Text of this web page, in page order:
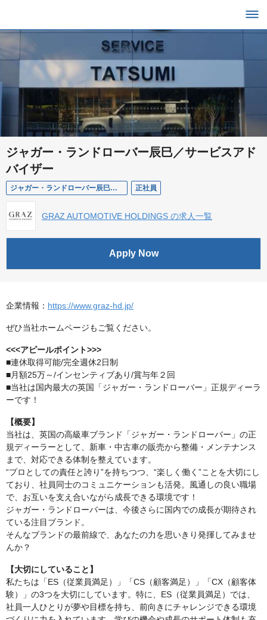
ジャガー・ランドローバー辰巳／サービスアド
バイザー
ジャガー・ランドローバー辰巳／サービスアドバイザー 正社員
GRAZ AUTOMOTIVE HOLDINGS の求人一覧
Apply Now
企業情報： https://www.graz-hd.jp/
ぜひ当社ホームページもご覧ください。
<<<アピールポイント>>>
■連休取得可能/完全週休2日制
■月額25万～/インセンティブあり/賞与年２回
■当社は国内最大の英国「ジャガー・ランドローバー」正規ディーラ
ーです！
【概要】
当社は、英国の高級車ブランド「ジャガー・ランドローバー」の正
規ディーラーとして、新車・中古車の販売から整備・メンテナンス
まで、対応できる体制を整えています。
“プロとしての責任と誇り”を持ちつつ、“楽しく働く”ことを大切にし
ており、社員同士のコミュニケーションも活発。風通しの良い職場
で、お互いを支え合いながら成長できる環境です！
ジャガー・ランドローバーは、今後さらに国内での成長が期待され
ている注目ブランド。
そんなブランドの最前線で、あなたの力を思いきり発揮してみませ
んか？
【大切にしていること】
私たちは「ES（従業員満足）」「CS（顧客満足）」「CX（顧客体
験）」の3つを大切にしています。特に、ES（従業員満足）では、
社員一人ひとりが夢や目標を持ち、前向きにチャレンジできる環境